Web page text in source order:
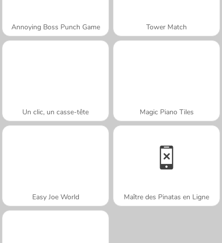
Annoying Boss Punch Game Tower Match
Un clic, un casse-tête Magic Piano Tiles
Easy Joe World Maître des Pinatas en Ligne